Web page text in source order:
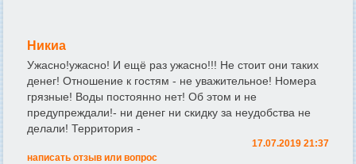
Никиа
Ужасно!ужасно! И ещё раз ужасно!!! Не стоит они таких
денег! Отношение к гостям - не уважительное! Номера
грязные! Воды постоянно нет! Об этом и не
предупреждали!- ни денег ни скидку за неудобства не
делали! Территория -
17.07.2019 21:37
написать отзыв или вопрос